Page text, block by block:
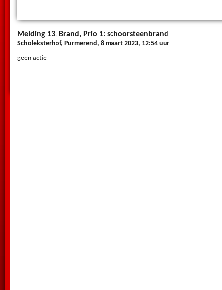
Melding 13, Brand, Prio 1: schoorsteenbrand
Scholeksterhof, Purmerend, 8 maart 2023, 12:54 uur
geen actie